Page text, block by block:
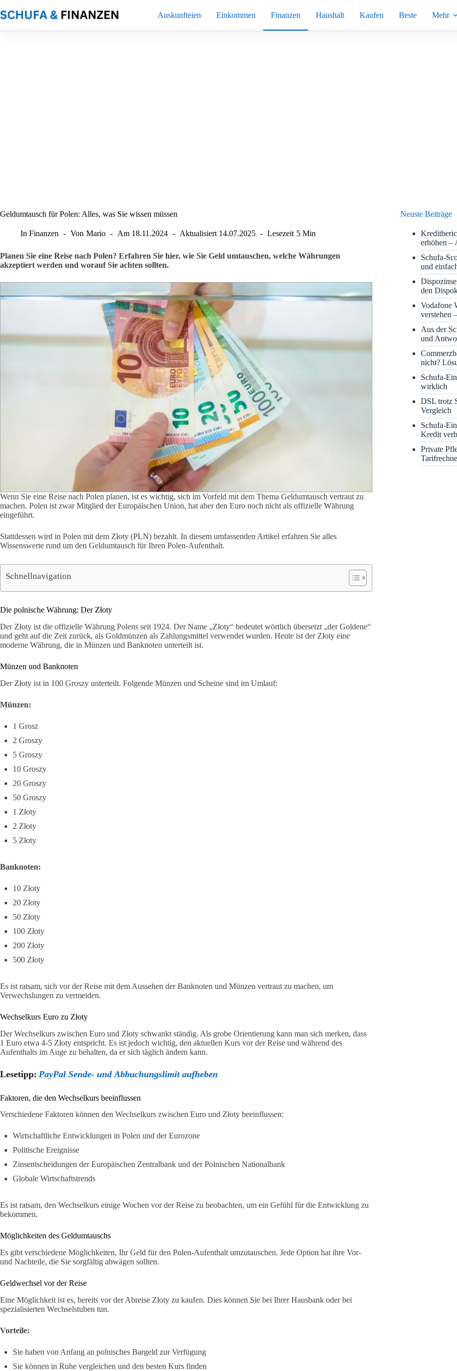
Inhalt
springen
Auskunfteien Einkommen Finanzen Haushalt Kaufen Beste Mehr
Geldumtausch für Polen: Alles, was Sie wissen müssen
In Finanzen Von Mario Am 18.11.2024 Aktualisiert 14.07.2025 Lesezeit 5 Min
Planen Sie eine Reise nach Polen? Erfahren Sie hier, wie Sie Geld umtauschen, welche Währungen
akzeptiert werden und worauf Sie achten sollten.
Wenn Sie eine Reise nach Polen planen, ist es wichtig, sich im Vorfeld mit dem Thema Geldumtausch vertraut zu
machen. Polen ist zwar Mitglied der Europäischen Union, hat aber den Euro noch nicht als offizielle Währung
eingeführt.
Stattdessen wird in Polen mit dem Złoty (PLN) bezahlt. In diesem umfassenden Artikel erfahren Sie alles
Wissenswerte rund um den Geldumtausch für Ihren Polen-Aufenthalt.
Schnellnavigation
Die polnische Währung: Der Złoty
Der Złoty ist die offizielle Währung Polens seit 1924. Der Name „Złoty“ bedeutet wörtlich übersetzt „der Goldene“
und geht auf die Zeit zurück, als Goldmünzen als Zahlungsmittel verwendet wurden. Heute ist der Złoty eine
moderne Währung, die in Münzen und Banknoten unterteilt ist.
Münzen und Banknoten
Der Złoty ist in 100 Groszy unterteilt. Folgende Münzen und Scheine sind im Umlauf:
Münzen:
1 Grosz
2 Groszy
5 Groszy
10 Groszy
20 Groszy
50 Groszy
1 Złoty
2 Złoty
5 Złoty
Banknoten:
10 Złoty
20 Złoty
50 Złoty
100 Złoty
200 Złoty
500 Złoty
Es ist ratsam, sich vor der Reise mit dem Aussehen der Banknoten und Münzen vertraut zu machen, um
Verwechslungen zu vermeiden.
Wechselkurs Euro zu Złoty
Der Wechselkurs zwischen Euro und Złoty schwankt ständig. Als grobe Orientierung kann man sich merken, dass
1 Euro etwa 4-5 Złoty entspricht. Es ist jedoch wichtig, den aktuellen Kurs vor der Reise und während des
Aufenthalts im Auge zu behalten, da er sich täglich ändern kann.
Lesetipp: PayPal Sende- und Abbuchungslimit aufheben
Faktoren, die den Wechselkurs beeinflussen
Verschiedene Faktoren können den Wechselkurs zwischen Euro und Złoty beeinflussen:
Wirtschaftliche Entwicklungen in Polen und der Eurozone
Politische Ereignisse
Zinsentscheidungen der Europäischen Zentralbank und der Polnischen Nationalbank
Globale Wirtschaftstrends
Es ist ratsam, den Wechselkurs einige Wochen vor der Reise zu beobachten, um ein Gefühl für die Entwicklung zu
bekommen.
Möglichkeiten des Geldumtauschs
Es gibt verschiedene Möglichkeiten, Ihr Geld für den Polen-Aufenthalt umzutauschen. Jede Option hat ihre Vor-
und Nachteile, die Sie sorgfältig abwägen sollten.
Geldwechsel vor der Reise
Eine Möglichkeit ist es, bereits vor der Abreise Złoty zu kaufen. Dies können Sie bei Ihrer Hausbank oder bei
spezialisierten Wechselstuben tun.
Vorteile:
Sie haben von Anfang an polnisches Bargeld zur Verfügung
Sie können in Ruhe vergleichen und den besten Kurs finden
Neuste Beiträge
erhöhen –
Schufa-
und
den
Vodafone
verstehen
Aus der
und
nicht?
Schufa-
wirklich
DSL trotz
Vergleich
Schufa-
Kredit
Private